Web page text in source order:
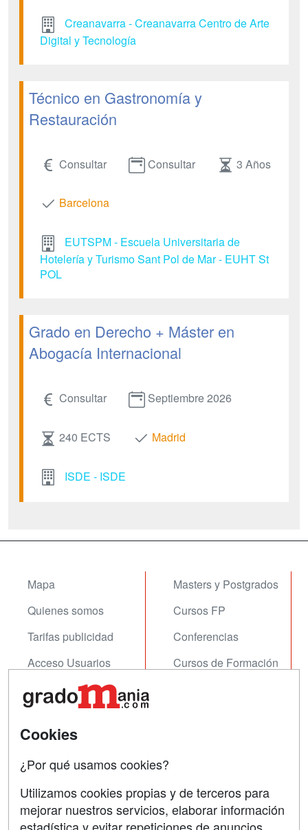
Creanavarra - Creanavarra Centro de Arte
Digital y Tecnología
Técnico en Gastronomía y
Restauración
Consultar Consultar 3 Años
Barcelona
EUTSPM - Escuela Universitaria de
Hotelería y Turismo Sant Pol de Mar - EUHT St
POL
Grado en Derecho + Máster en
Abogacía Internacional
Consultar Septiembre 2026
240 ECTS Madrid
ISDE - ISDE
Mapa
Quienes somos
Tarifas publicidad
Acceso Usuarios
Acceso Centros
Masters y Postgrados
Cursos FP
Conferencias
Cursos de Formación
Contactar
Copyleft
Cookies
¿Por qué usamos cookies?
Utilizamos cookies propias y de terceros para
mejorar nuestros servicios, elaborar información